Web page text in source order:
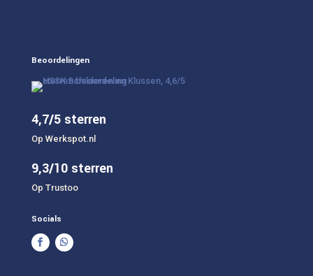
Beoordelingen
4,7/5 sterren
Op Werkspot.nl
9,3/10 sterren
Op Trustoo
Socials